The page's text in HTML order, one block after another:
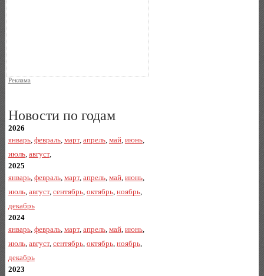
Реклама
Новости по годам
2026
январь, февраль, март, апрель, май, июнь,
июль, август,
2025
январь, февраль, март, апрель, май, июнь,
июль, август, сентябрь, октябрь, ноябрь,
декабрь
2024
январь, февраль, март, апрель, май, июнь,
июль, август, сентябрь, октябрь, ноябрь,
декабрь
2023